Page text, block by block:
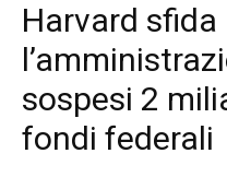
Harvard sfida
sospesi 2
fondi federali